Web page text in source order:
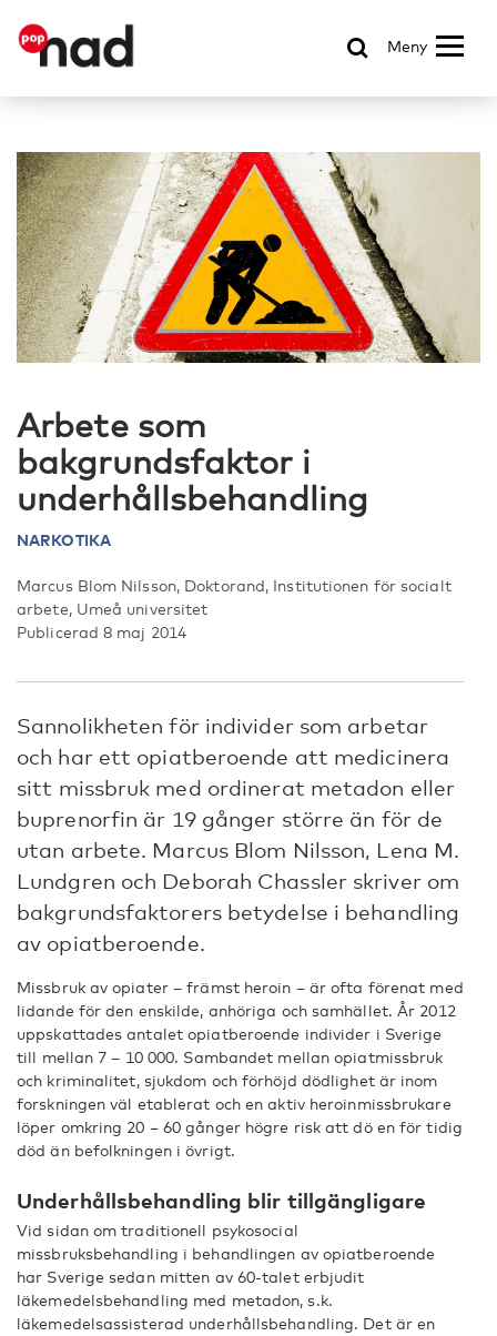
Meny
Arbete som
bakgrundsfaktor i
underhållsbehandling
NARKOTIKA
Marcus Blom Nilsson, Doktorand, Institutionen för socialt
arbete, Umeå universitet
Publicerad 8 maj 2014
Sannolikheten för individer som arbetar
och har ett opiatberoende att medicinera
sitt missbruk med ordinerat metadon eller
buprenorfin är 19 gånger större än för de
utan arbete. Marcus Blom Nilsson, Lena M.
Lundgren och Deborah Chassler skriver om
bakgrundsfaktorers betydelse i behandling
av opiatberoende.
Missbruk av opiater – främst heroin – är ofta förenat med
lidande för den enskilde, anhöriga och samhället. År 2012
uppskattades antalet opiatberoende individer i Sverige
till mellan 7 – 10 000. Sambandet mellan opiatmissbruk
och kriminalitet, sjukdom och förhöjd dödlighet är inom
forskningen väl etablerat och en aktiv heroinmissbrukare
löper omkring 20 – 60 gånger högre risk att dö en för tidig
död än befolkningen i övrigt.
Underhållsbehandling blir tillgängligare
Vid sidan om traditionell psykosocial
missbruksbehandling i behandlingen av opiatberoende
har Sverige sedan mitten av 60-talet erbjudit
läkemedelsbehandling med metadon, s.k.
läkemedelsassisterad underhållsbehandling. Det är en